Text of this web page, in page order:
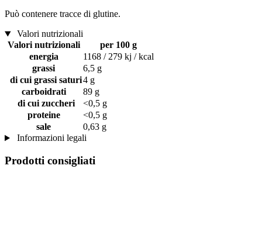
Può contenere tracce di glutine.
Valori nutrizionali
Valori nutrizionali
per 100 g
energia
1168 / 279 kj / kcal
grassi
6,5 g
di cui grassi saturi4 g
carboidrati
89 g
di cui zuccheri
<0,5 g
proteine
<0,5 g
sale
0,63 g
Informazioni legali
Prodotti consigliati